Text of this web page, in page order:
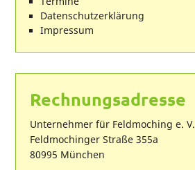
Datenschutzerklärung
Impressum
Rechnungsadresse
Unternehmer für Feldmoching e. V.
Feldmochinger Straße 355a
80995 München